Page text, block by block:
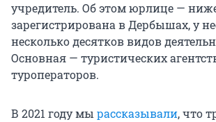
учредитель. Об этом юрлице —
зарегистрирована в Дербышах, у
несколько десятков видов
Основная — туристических
туроператоров.
В 2021 году мы рассказывали, что